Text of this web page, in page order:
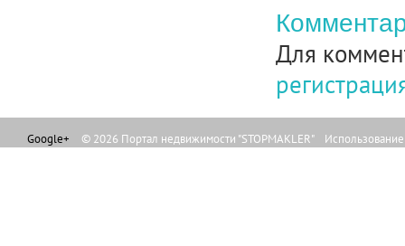
Для
Google+ © 2026 Портал недвижимости "STOPMAKLER"